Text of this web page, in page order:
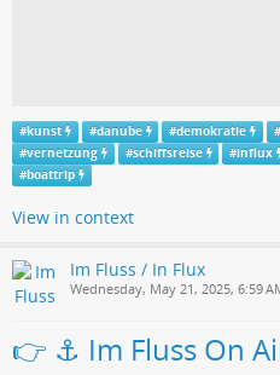
#kunst #danube #demokratie #
#vernetzung #schiffsreise #influx
#boattrip
View in context
Im Fluss / In Flux
Wednesday, May 21, 2025, 6:59
👉 ⚓ Im Fluss On